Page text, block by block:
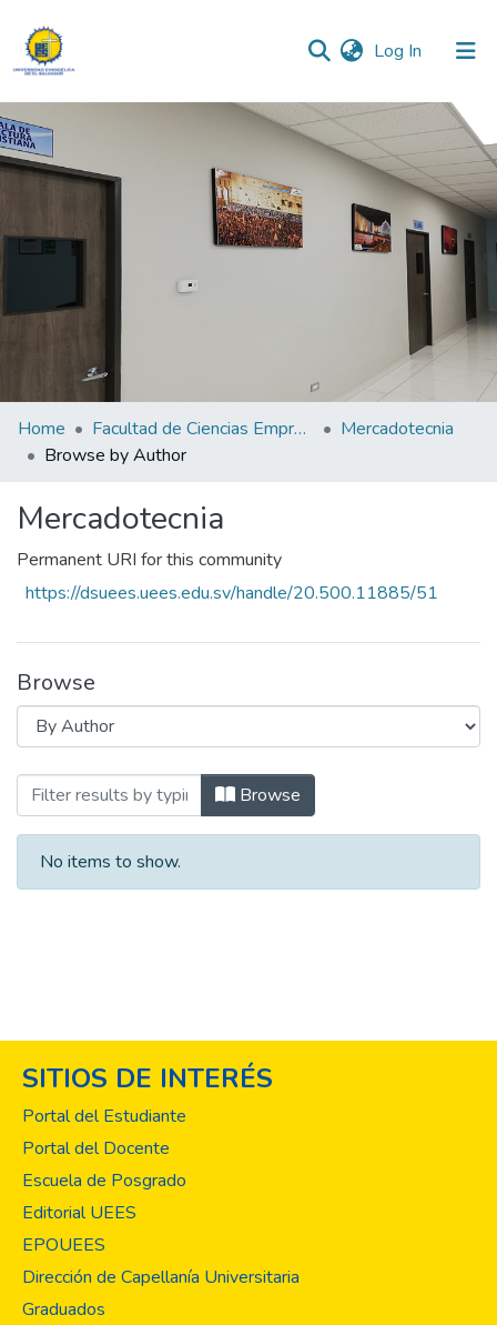
Log In (current)
Communities & Collections
All of DSpace
Home Facultad de Ciencias Empresariales
Mercadotecnia
Browse by Author
Mercadotecnia
Permanent URI for this community
https://dsuees.uees.edu.sv/handle/20.500.11885/51
Browse
Browsing Mercadotecnia by Author
Browse
No items to show.
SITIOS DE INTERÉS
Portal del Estudiante
Portal del Docente
Escuela de Posgrado
Editorial UEES
EPOUEES
Dirección de Capellanía Universitaria
Graduados